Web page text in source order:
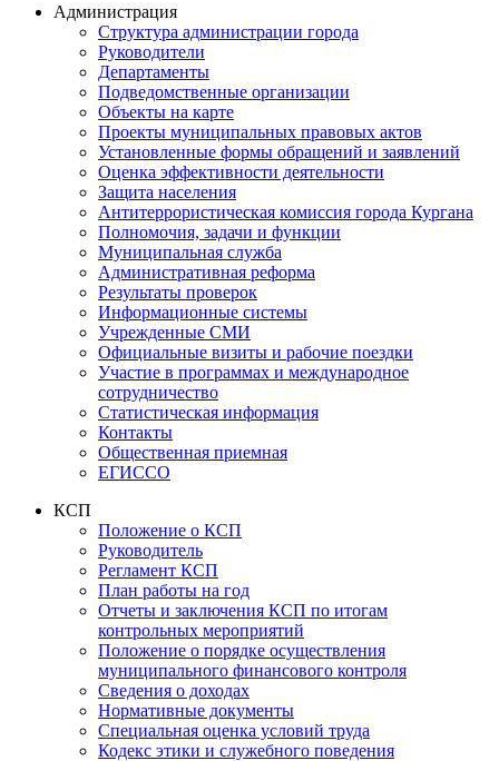
Администрация
Структура администрации города
Руководители
Департаменты
Подведомственные организации
Объекты на карте
Проекты муниципальных правовых актов
Установленные формы обращений и заявлений
Оценка эффективности деятельности
Защита населения
Антитеррористическая комиссия города Кургана
Полномочия, задачи и функции
Муниципальная служба
Административная реформа
Результаты проверок
Информационные системы
Учрежденные СМИ
Официальные визиты и рабочие поездки
Участие в программах и международное
сотрудничество
Статистическая информация
Контакты
Общественная приемная
ЕГИССО
КСП
Положение о КСП
Руководитель
Регламент КСП
План работы на год
Отчеты и заключения КСП по итогам
контрольных мероприятий
Положение о порядке осуществления
муниципального финансового контроля
Сведения о доходах
Нормативные документы
Специальная оценка условий труда
Кодекс этики и служебного поведения